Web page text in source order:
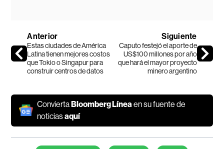
Anterior
Estas ciudades de América
Latina tienen mejores costos
que Tokio o Singapur para
construir centros de datos
Siguiente
Caputo festejó el aporte de
US$100 millones por año
que hará el mayor proyecto
minero argentino
ConviertaBloomberg Línea en su fuente de
noticiasaquí